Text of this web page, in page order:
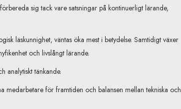
sig tack vare satsningar på kontinuerligt lärande,
läskunnighet, väntas öka mest i betydelse. Samtidigt växer
och livslångt lärande.
analytiskt tänkande.
för framtiden och balansen mellan tekniska och